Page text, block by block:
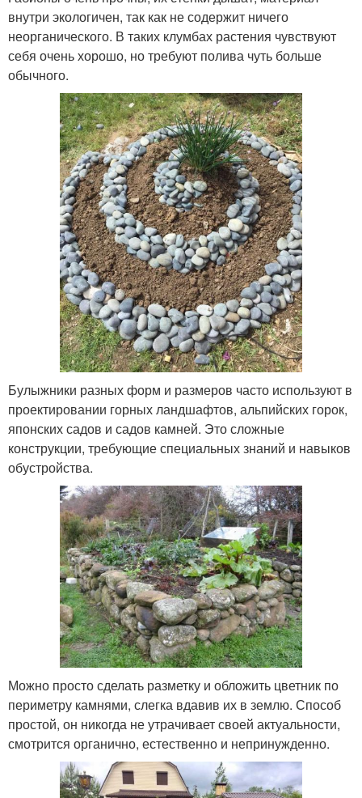
внутри экологичен, так как не содержит ничего
неорганического. В таких клумбах растения чувствуют
себя очень хорошо, но требуют полива чуть больше
обычного.
Булыжники разных форм и размеров часто используют в
проектировании горных ландшафтов, альпийских горок,
японских садов и садов камней. Это сложные
конструкции, требующие специальных знаний и навыков
обустройства.
Можно просто сделать разметку и обложить цветник по
периметру камнями, слегка вдавив их в землю. Способ
простой, он никогда не утрачивает своей актуальности,
смотрится органично, естественно и непринужденно.